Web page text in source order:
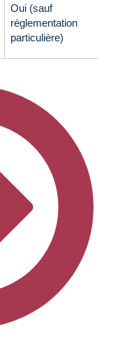
Oui (sauf
réglementation
particulière)